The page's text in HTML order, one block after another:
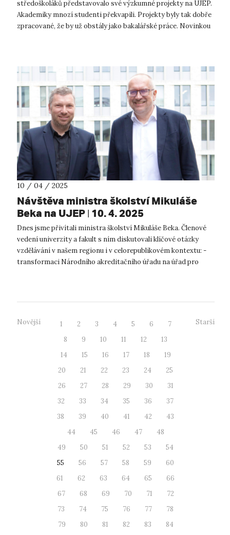
středoškoláků představovalo své výzkumné projekty na UJEP.
Akademiky mnozí studenti překvapili. Projekty byly tak dobře
zpracované, že by už obstály jako bakalářské práce. Novinkou
10 / 04 / 2025
Návštěva ministra školství Mikuláše
Beka na UJEP | 10. 4. 2025
Dnes jsme přivítali ministra školství Mikuláše Beka. Členové
vedení univerzity a fakult s ním diskutovali klíčové otázky
vzdělávání v našem regionu i v celorepublikovém kontextu: -
transformaci Národního akreditačního úřadu na úřad pro
Novější 1 2 3 4 5 6
7
8
9 10 11 12
13
14
15 16 17 18
19
20
21 22 23 24
25
26
27 28 29 30
31
32
33 34 35 36
37
38
39 40 41 42
43
44
45 46 47
48
49
50 51 52 53
54
55
56 57 58 59
60
61
62 63 64 65
66
67
68 69 70 71
72
73
74 75 76 77
78
79
80 81 82 83
84
Starší